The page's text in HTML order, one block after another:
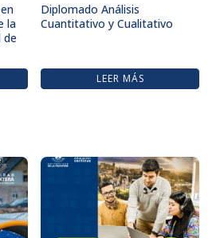
la
de
Diplomado Análisis
Cuantitativo y Cualitativo
LEER MÁS